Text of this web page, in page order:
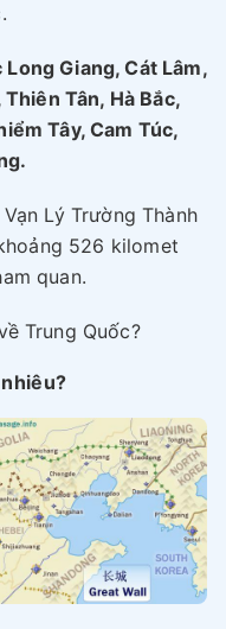
Giang, Cát Lâm,
Tân, Hà Bắc,
Tây, Cam Túc,
Lý Trường Thành
526 kilomet
quan.
Trung Quốc?